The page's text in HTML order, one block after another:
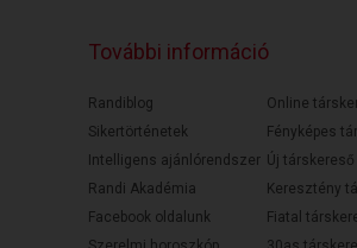
További információ
Randiblog
Sikertörténetek
Intelligens ajánlórendszer
Randi Akadémia
Facebook oldalunk
Online
Fényképes
Új társkereső
Keresztény
Fiatal